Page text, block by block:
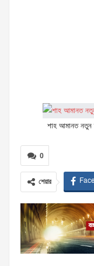
শাহ আমানত নতুন
0
শেয়ার